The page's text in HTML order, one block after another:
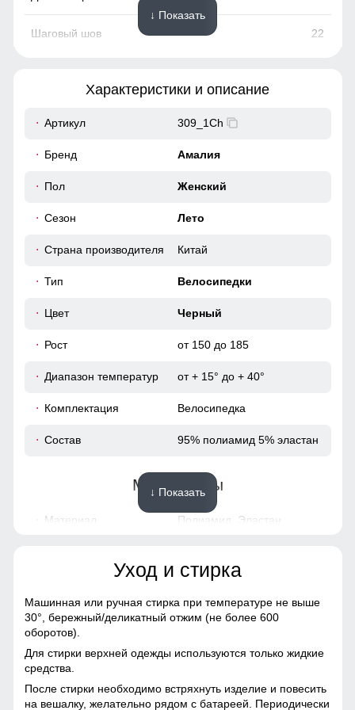
22
Для выбора идеального размера одежды,
параметры при помощи сантиметровой ленты.
A
Длина брюк
Измеряется от талии до нижнего края
B
Шаговый шов
От верхней внутренней части бедра
↓ Показать
Характеристики и описание
Артикул 309_1Ch
Бренд Амалия
Пол Женский
Сезон Лето
Страна производителя Китай
Тип Велосипедки
Цвет Черный
Рост от 150 до 185
Диапазон температур от + 15° до + 40°
Комплектация Велосипедка
Состав 95% полиамид 5% эластан
Материалы
Материал Полиамид, Эластан
Покрой
Длина одежды короткая
Тип кармана Без карманов
↓ Показать
Уход и стирка
Машинная или ручная стирка при температуре не выше
30°, бережный/деликатный отжим (не более 600
оборотов).
Для стирки верхней одежды используются только жидкие
средства.
После стирки необходимо встряхнуть изделие и повесить
на вешалку, желательно рядом с батареей. Периодически